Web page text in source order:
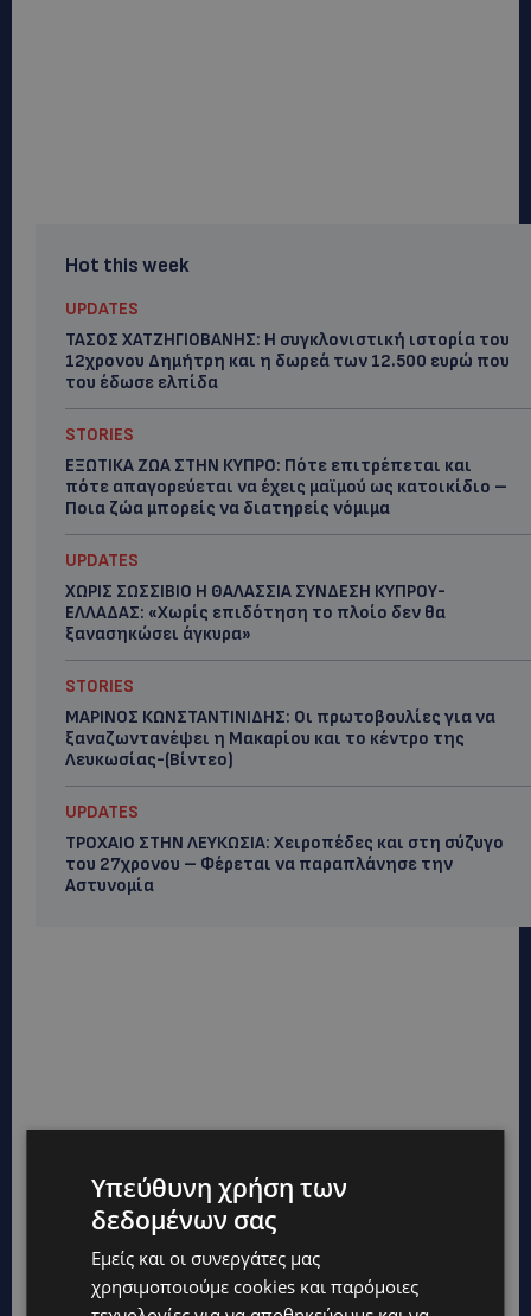
Hot this week
UPDATES
ΤΑΣΟΣ ΧΑΤΖΗΓΙΟΒΑΝΗΣ: Η συγκλονιστική ιστορία του
12χρονου Δημήτρη και η δωρεά των 12.500 ευρώ που
του έδωσε ελπίδα
STORIES
ΕΞΩΤΙΚΑ ΖΩΑ ΣΤΗΝ ΚΥΠΡΟ: Πότε επιτρέπεται και
πότε απαγορεύεται να έχεις μαϊμού ως κατοικίδιο –
Ποια ζώα μπορείς να διατηρείς νόμιμα
UPDATES
ΧΩΡΙΣ ΣΩΣΣΙΒΙΟ Η ΘΑΛΑΣΣΙΑ ΣΥΝΔΕΣΗ ΚΥΠΡΟΥ-
ΕΛΛΑΔΑΣ: «Χωρίς επιδότηση το πλοίο δεν θα
ξανασηκώσει άγκυρα»
STORIES
ΜΑΡΙΝΟΣ ΚΩΝΣΤΑΝΤΙΝΙΔΗΣ: Οι πρωτοβουλίες για να
ξαναζωντανέψει η Μακαρίου και το κέντρο της
Λευκωσίας-(Βίντεο)
UPDATES
ΤΡΟΧΑΙΟ ΣΤΗΝ ΛΕΥΚΩΣΙΑ: Χειροπέδες και στη σύζυγο
του 27χρονου – Φέρεται να παραπλάνησε την
Αστυνομία
Υπεύθυνη χρήση των
δεδομένων σας
Εμείς και οι συνεργάτες μας
χρησιμοποιούμε cookies και παρόμοιες